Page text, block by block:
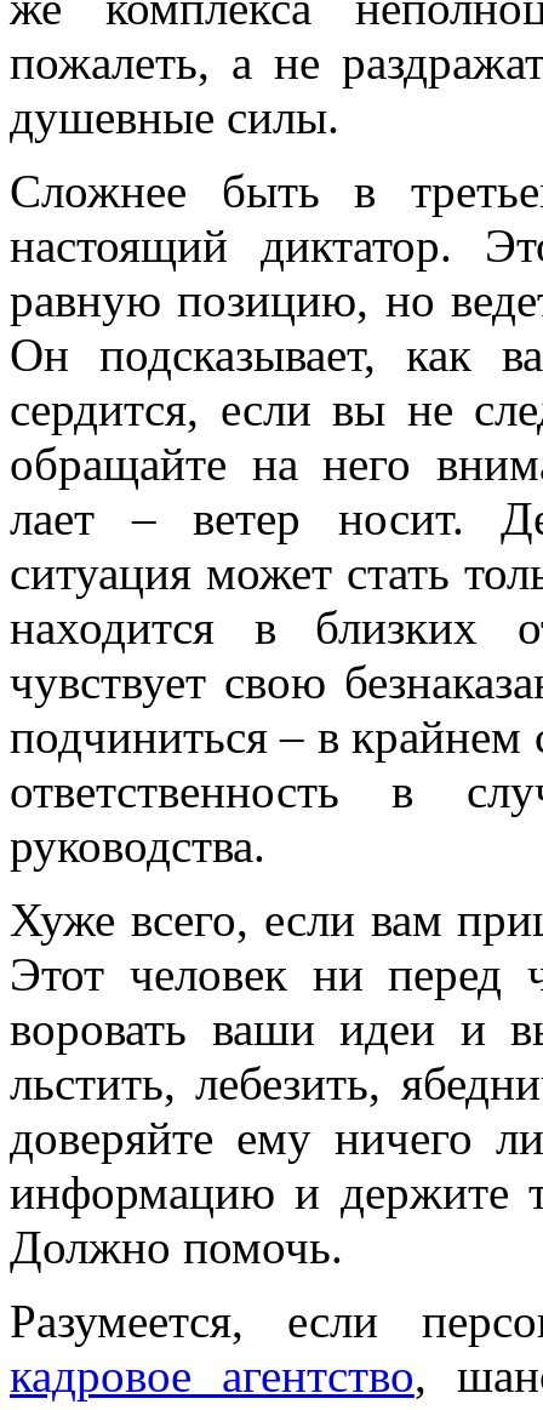
пожалеть, а не
душевные силы.
Сложнее быть в
настоящий диктатор.
равную позицию, но
Он подсказывает, как
сердится, если вы не
обращайте на него
лает – ветер носит.
ситуация может стать
находится в близких
чувствует свою
подчиниться – в крайнем
ответственность в
руководства.
Хуже всего, если вам
Этот человек ни перед
воровать ваши идеи и
льстить, лебезить,
доверяйте ему ничего
информацию и держите
Должно помочь.
Разумеется, если
кадровое агентство,